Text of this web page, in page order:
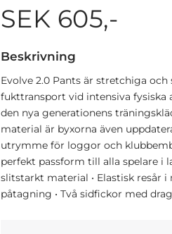
SEK 605,-
Beskrivning
Evolve 2.0 Pants är stretchiga
fukttransport vid intensiva fysiska
den nya generationens
material är byxorna även
utrymme för loggor och
perfekt passform till alla spelare i
slitstarkt material • Elastisk resår
påtagning • Två sidfickor med